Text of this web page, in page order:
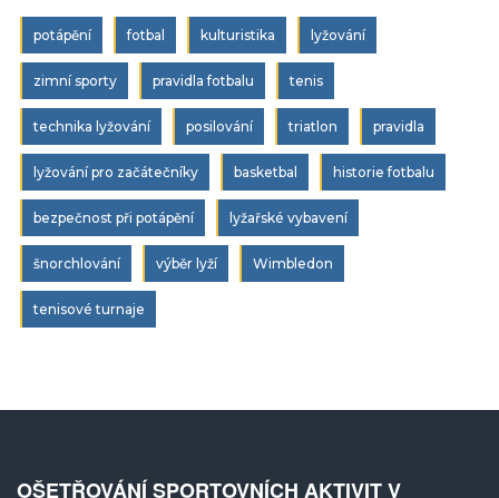
potápění fotbal kulturistika lyžování
zimní sporty pravidla fotbalu tenis
technika lyžování posilování triatlon pravidla
lyžování pro začátečníky basketbal historie fotbalu
bezpečnost při potápění lyžařské vybavení
šnorchlování výběr lyží Wimbledon
tenisové turnaje
OŠETŘOVÁNÍ SPORTOVNÍCH AKTIVIT V